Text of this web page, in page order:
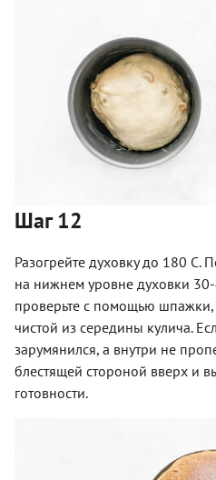
Шаг 12
Разогрейте духовку до 180 С.
на нижнем уровне духовки 30-
проверьте с помощью
чистой из середины кулича.
зарумянился, а внутри не
блестящей стороной вверх и
готовности.